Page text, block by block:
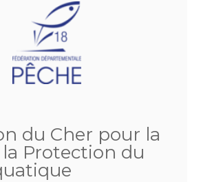
du Cher pour la
Protection du